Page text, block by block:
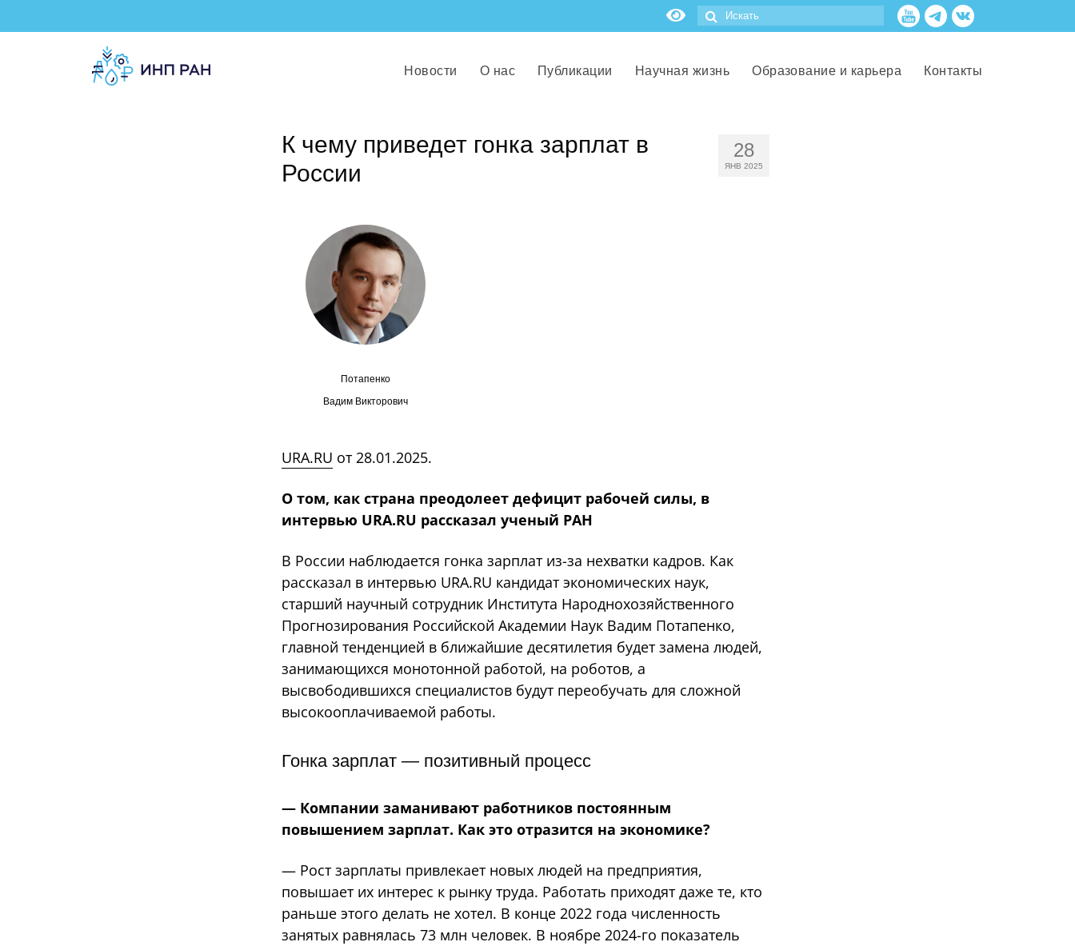
Новости О нас Публикации Научная жизнь Образование и карьера Контакты
28
ЯНВ 2025
К чему приведет гонка зарплат в
России
Потапенко
Вадим Викторович
URA.RU от 28.01.2025.
О том, как страна преодолеет дефицит рабочей силы, в
интервью URA.RU рассказал ученый РАН
В России наблюдается гонка зарплат из-за нехватки кадров. Как
рассказал в интервью URA.RU кандидат экономических наук,
старший научный сотрудник Института Народнохозяйственного
Прогнозирования Российской Академии Наук Вадим Потапенко,
главной тенденцией в ближайшие десятилетия будет замена людей,
занимающихся монотонной работой, на роботов, а
высвободившихся специалистов будут переобучать для сложной
высокооплачиваемой работы.
Гонка зарплат — позитивный процесс
— Компании заманивают работников постоянным
повышением зарплат. Как это отразится на экономике?
— Рост зарплаты привлекает новых людей на предприятия,
повышает их интерес к рынку труда. Работать приходят даже те, кто
раньше этого делать не хотел. В конце 2022 года численность
занятых равнялась 73 млн человек. В ноябре 2024-го показатель